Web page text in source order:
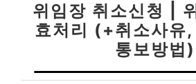
위임장 취소신청 |
효처리 (+취소사유
통보방법)